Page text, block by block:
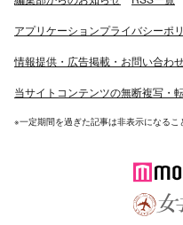
アプリケーションプライバシーポ
情報提供・広告掲載・お問い合わ
当サイトコンテンツの無断複写・
※一定期間を過ぎた記事は非表示になるこ